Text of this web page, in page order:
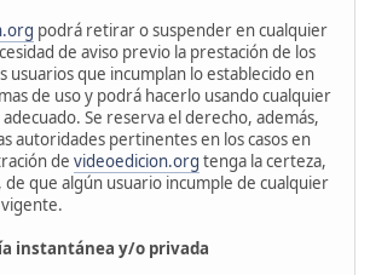
podrá retirar o suspender en cualquier
de aviso previo la prestación de los
usuarios que incumplan lo establecido en
de uso y podrá hacerlo usando cualquier
Se reserva el derecho, además,
autoridades pertinentes en los casos en
de videoedicion.org tenga la certeza,
de que algún usuario incumple de cualquier
instantánea y/o privada